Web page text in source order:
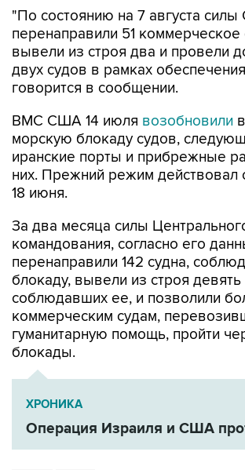
"По состоянию на 7 августа силы
перенаправили 51 коммерческое
вывели из строя два и провели
двух судов в рамках
говорится в сообщении.
ВМС США 14 июля возобновили
морскую блокаду судов,
иранские порты и прибрежные
них. Прежний режим действовал
18 июня.
За два месяца силы
командования, согласно его
перенаправили 142 судна,
блокаду, вывели из строя девять
соблюдавших ее, и позволили
коммерческим судам,
гуманитарную помощь, пройти
блокады.
ХРОНИКА
Операция Израиля и США